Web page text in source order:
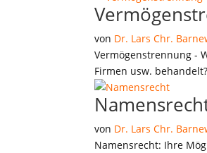
von Dr. Lars Chr.
Vermögenstrennung -
Firmen usw.
von Dr. Lars Chr.
Namensrecht: Ihre